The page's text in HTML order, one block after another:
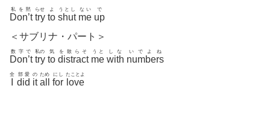
Don’t
私を黙
try
らせ
to
よ
shut
うとし
me
ない
up
で
＜サブリナ・パート＞
Don’t
数字で
try
私の
to
気
distract
を散らそ
me
うと
with
しな
numbers
いでよね
全
did
部愛
it
の
all
ため
for
にし
love
たことよ